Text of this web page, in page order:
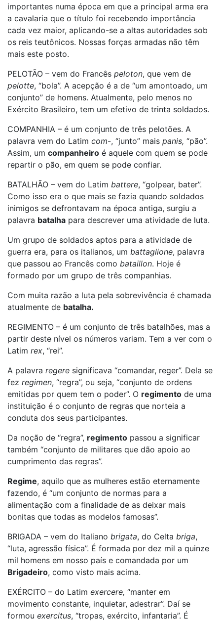
importantes numa época em que a principal arma era
a cavalaria que o título foi recebendo importância
cada vez maior, aplicando-se a altas autoridades sob
os reis teutônicos. Nossas forças armadas não têm
mais este posto.
PELOTÃO – vem do Francês peloton, que vem de
pelotte, “bola”. A acepção é a de “um amontoado, um
conjunto” de homens. Atualmente, pelo menos no
Exército Brasileiro, tem um efetivo de trinta soldados.
COMPANHIA – é um conjunto de três pelotões. A
palavra vem do Latim com-, “junto” mais panis, “pão”.
Assim, um companheiro é aquele com quem se pode
repartir o pão, em quem se pode confiar.
BATALHÃO – vem do Latim battere, “golpear, bater”.
Como isso era o que mais se fazia quando soldados
inimigos se defrontavam na época antiga, surgiu a
palavra batalha para descrever uma atividade de luta.
Um grupo de soldados aptos para a atividade de
guerra era, para os italianos, um battaglione, palavra
que passou ao Francês como bataillon. Hoje é
formado por um grupo de três companhias.
Com muita razão a luta pela sobrevivência é chamada
atualmente de batalha.
REGIMENTO – é um conjunto de três batalhões, mas a
partir deste nível os números variam. Tem a ver com o
Latim rex, “rei”.
A palavra regere significava “comandar, reger”. Dela se
fez regimen, “regra”, ou seja, “conjunto de ordens
emitidas por quem tem o poder”. O regimento de uma
instituição é o conjunto de regras que norteia a
conduta dos seus participantes.
Da noção de “regra”, regimento passou a significar
também “conjunto de militares que dão apoio ao
cumprimento das regras”.
Regime, aquilo que as mulheres estão eternamente
fazendo, é “um conjunto de normas para a
alimentação com a finalidade de as deixar mais
bonitas que todas as modelos famosas”.
BRIGADA – vem do Italiano brigata, do Celta briga,
“luta, agressão física”. É formada por dez mil a quinze
mil homens em nosso país e comandada por um
Brigadeiro, como visto mais acima.
EXÉRCITO – do Latim exercere, “manter em
movimento constante, inquietar, adestrar”. Daí se
formou exercitus, “tropas, exército, infantaria”. É